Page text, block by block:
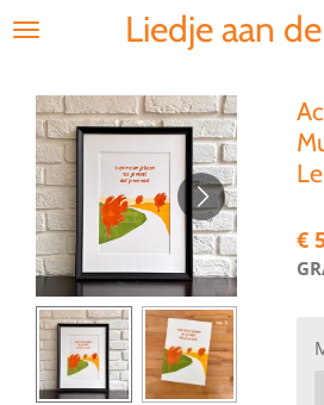
Ga
hoofdinhoud
Liedje aan
€